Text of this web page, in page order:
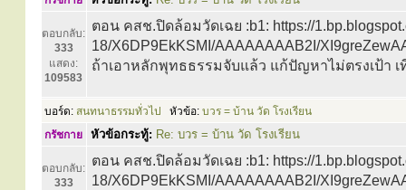
ตอบกลับ:
333
แสดง:
109583
ตอน คสช.ปิดล้อมวัดเฉย :b1: https://
18/X6DP9EkKSMI/AAAAAAAAB2I/
ถ้าเอาหลักพุทธธรรมจับแล้ว แก้ปัญหาไม่ตรงเป้า
บอร์ด: สนทนาธรรมทั่วไป หัวข้อ: บวร = บ้าน วัด โรงเรียน
กรัชกาย
หัวข้อกระทู้: Re: บวร = บ้าน วัด โรงเรียน
ตอบกลับ:
333
ตอน คสช.ปิดล้อมวัดเฉย :b1: https://
18/X6DP9EkKSMI/AAAAAAAAB2I/